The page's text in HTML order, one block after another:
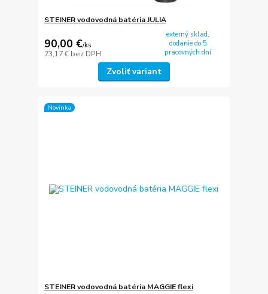
STEINER vodovodná batéria JULIA
90,00 €/ks
73,17 € bez DPH
externý sklad,
dodanie do 5
pracovných dní
Zvoliť variant
Novinka
STEINER vodovodná batéria MAGGIE flexi